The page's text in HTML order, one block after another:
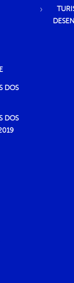
DOS
DOS